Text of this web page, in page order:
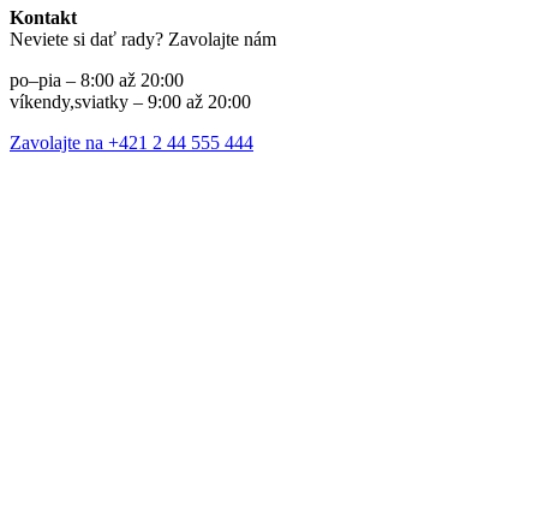
Kontakt
Neviete si dať rady? Zavolajte nám
po–pia – 8:00 až 20:00
víkendy,sviatky – 9:00 až 20:00
Zavolajte na +421 2 44 555 444